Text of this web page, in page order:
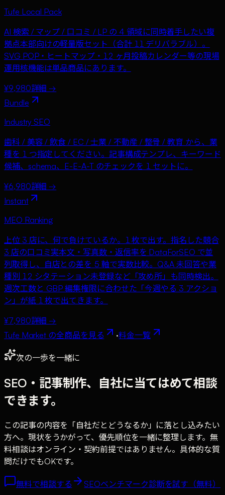
Tufe Local Pack
AI 検索 / マップ / 口コミ / LP の 4 領域に同時着手したい複
拠点本部向けの軽量版セット（合計 11 デリバラブル）。
SVG POP・ヒートマップ・12 ヶ月投稿カレンダー等の現場
運用核機能は単品商品にあります。
¥9,980詳細 →
Bundle
Industry SEO
歯科 / 美容 / 飲食 / EC / 士業 / 不動産 / 整骨 / 教育 から、業
種を 1 つ指定してください。記事構成テンプレ、キーワード
候補、schema、E-E-A-T のチェックを 1 セットに。
¥6,980詳細 →
Instant
MEO Ranking
上位 3 店に、何で負けているか。1 枚で出す。指名した競合
3 店の口コミ実本文・写真数・返信率を DataForSEO で並
列取得し、自店との差を 5 軸で実数比較。Q&A 未回答や業
種別 12 シタテーション未登録など「攻め所」も同時検出。
週次工数と GBP 編集権限に合わせた「今週やる 3 アクショ
ン」が紙 1 枚で出てきます。
¥7,980詳細 →
Tufe Market の全商品を見る
·料金一覧
次の一歩を一緒に
SEO・記事制作、自社に当てはめて相談
できます。
この記事の内容を「自社だとどうなるか」に落とし込みたい
方へ。現状をうかがって、優先順位を一緒に整理します。無
料相談はオンライン・契約前提ではありません。具体的な質
問だけでもOKです。
無料で相談する SEOベンチマーク診断を試す（無料）